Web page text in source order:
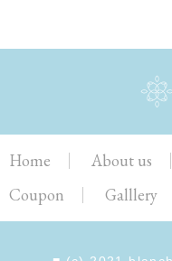
Home About us
Coupon
Galllery